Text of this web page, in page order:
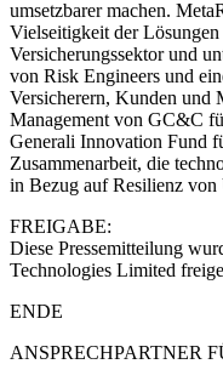
umsetzbarer machen.
Vielseitigkeit der
Versicherungssektor und
von Risk Engineers und
Versicherern, Kunden und
Management von GC&C
Generali Innovation Fund
Zusammenarbeit, die
in Bezug auf Resilienz
FREIGABE:
Diese Pressemitteilung
Technologies Limited
ENDE
ANSPRECHPARTNER